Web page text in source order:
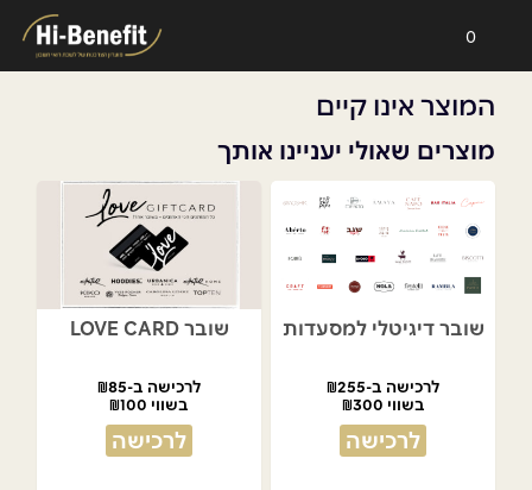
0
המוצר אינו קיים
מוצרים שאולי יעניינו אותך
שובר דיגיטלי למסעדות
לרכישה ב-₪255
בשווי ₪300
לרכישה
שובר LOVE CARD
לרכישה ב-₪85
בשווי ₪100
לרכישה